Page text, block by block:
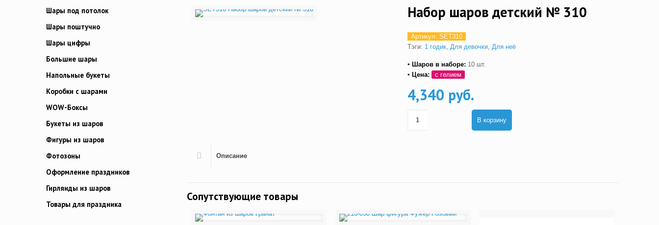
Набор шаров детский № 310
Артикул: SET310
Тэги: 1 годик, Для девочки, Для неё
▪ Шаров в наборе: 10 шт.
▪ Цена:
с гелием
4,340 руб.
В корзину
Описание
Сопутствующие товары
Шары под потолок
Шары поштучно
Шары цифры
Большие шары
Напольные букеты
Коробки с шарами
WOW-Боксы
Букеты из шаров
Фигуры из шаров
Фотозоны
Оформление праздников
Гирлянды из шаров
Товары для праздника